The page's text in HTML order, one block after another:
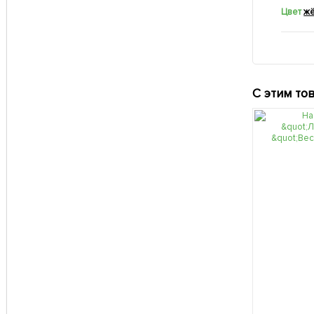
Цвет
С этим